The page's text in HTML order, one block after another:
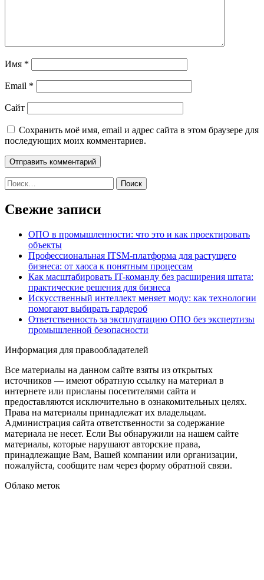
Имя *
Email *
Сайт
Сохранить моё имя, email и адрес сайта в этом браузере для
последующих моих комментариев.
Найти:
Свежие записи
ОПО в промышленности: что это и как проектировать
объекты
Профессиональная ITSM-платформа для растущего
бизнеса: от хаоса к понятным процессам
Как масштабировать IT-команду без расширения штата:
практические решения для бизнеса
Искусственный интеллект меняет моду: как технологии
помогают выбирать гардероб
Ответственность за эксплуатацию ОПО без экспертизы
промышленной безопасности
Информация для правообладателей
Все материалы на данном сайте взяты из открытых
источников — имеют обратную ссылку на материал в
интернете или присланы посетителями сайта и
предоставляются исключительно в ознакомительных целях.
Права на материалы принадлежат их владельцам.
Администрация сайта ответственности за содержание
материала не несет. Если Вы обнаружили на нашем сайте
материалы, которые нарушают авторские права,
принадлежащие Вам, Вашей компании или организации,
пожалуйста, сообщите нам через форму обратной связи.
Облако меток